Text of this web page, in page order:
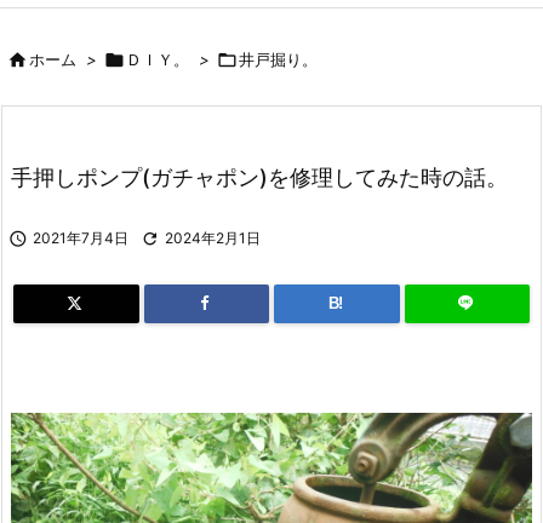
ホーム >  ＤＩＹ。 > 井戸掘り。
手押しポンプ(ガチャポン)を修理してみた時の話。
 2021年7月4日  2024年2月1日
B!